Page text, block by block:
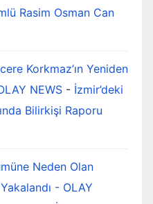
Rasim Osman Can
Korkmaz’ın Yeniden
NEWS - İzmir’deki
Bilirkişi Raporu
Neden Olan
- OLAY